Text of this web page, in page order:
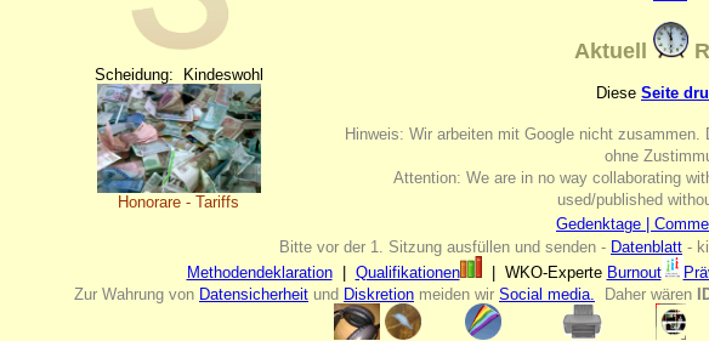
Scheidung: Kindeswohl
Honorare - Tariffs
Aktuell
Diese Seite
Hinweis: Wir arbeiten mit Google nicht
ohne
Attention: We are in no way collaborating
used/published
Gedenktage |
Bitte vor der 1. Sitzung ausfüllen und senden - Datenblatt -
Methodendeklaration| Qualifikationen | WKO-Experte Burnout
Zur Wahrung von Datensicherheit und Diskretion meiden wir Social media. Daher wären